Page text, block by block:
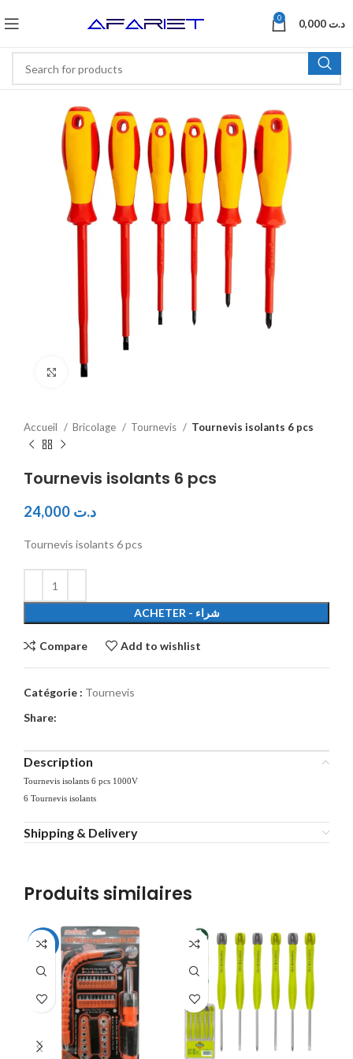
0 د.ت
Click to enlarge
Accueil Bricolage Tournevis Tournevis isolants 6 pcs
Tournevis isolants 6 pcs
د.ت
Tournevis isolants 6 pcs
ACHETER - شراء
Compare Add to wishlist
Catégorie : Tournevis
Share:
Description
Tournevis isolants 6 pcs 1000V
6 Tournevis isolants
Shipping & Delivery
Produits similaires
-31%